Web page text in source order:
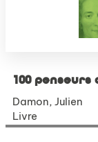
100
Damon, Julien
Livre